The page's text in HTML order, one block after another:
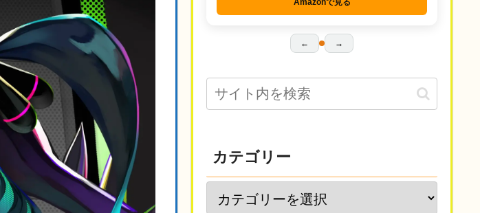
Amazonで見る
← →
カテゴリー